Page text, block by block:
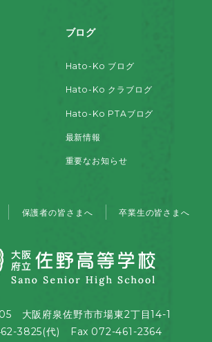
ブログ
Hato-Ko ブログ
Hato-Ko クラブログ
Hato-Ko PTAブログ
最新情報
重要なお知らせ
保護者の皆さまへ 卒業生の皆さまへ
大阪府泉佐野市市場東2丁目14-1
3825(代) Fax 072-461-2364